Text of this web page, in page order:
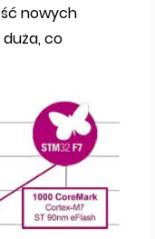
nowych
co